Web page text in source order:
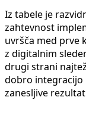
Iz tabele je
zahtevnost
uvršča med prve
z digitalnim
drugi strani
dobro integracijo
zanesljive